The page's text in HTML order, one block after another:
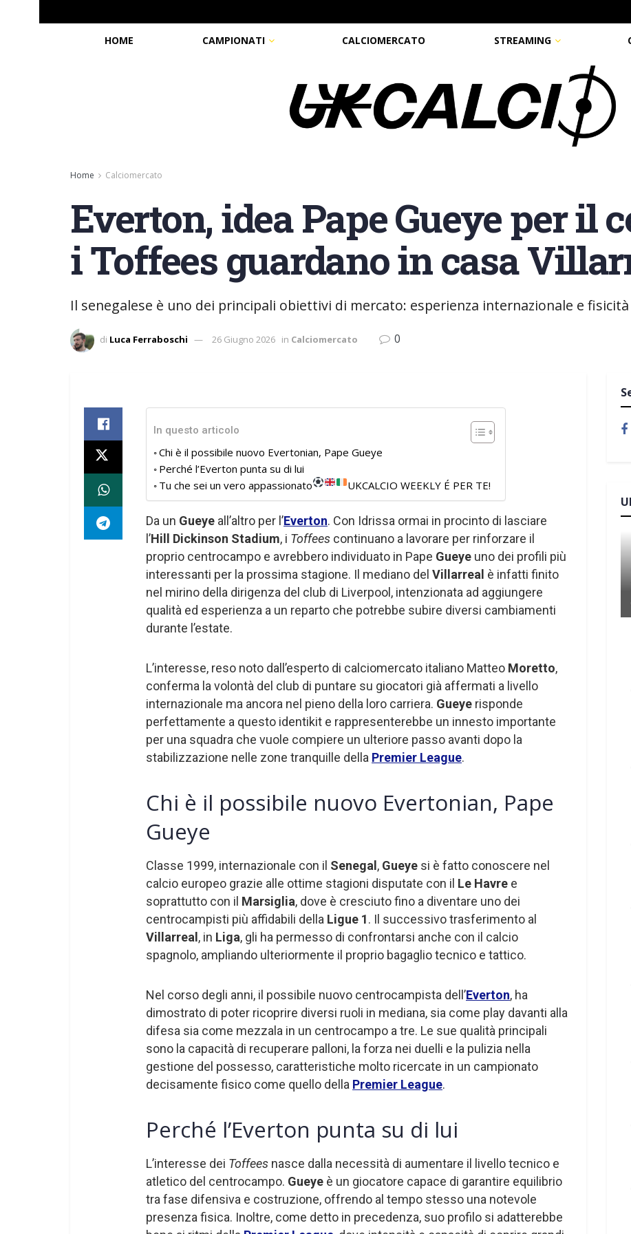
HOME CAMPIONATI CALCIOMERCATO STREAMING
Home Calciomercato
Everton, idea Pape Gueye per il
i Toffees guardano in casa
Il senegalese è uno dei principali obiettivi di mercato: esperienza internazionale e
di Luca Ferraboschi 26 Giugno 2026 in Calciomercato 0
In questo articolo
Chi è il possibile nuovo Evertonian, Pape Gueye
Perché l’Everton punta su di lui
Tu che sei un vero appassionato
UKCALCIO WEEKLY É PER TE!
Da un Gueye all’altro per l’Everton. Con Idrissa ormai in procinto di lasciare
l’Hill Dickinson Stadium, i Toffees continuano a lavorare per rinforzare il
proprio centrocampo e avrebbero individuato in Pape Gueye uno dei profili più
interessanti per la prossima stagione. Il mediano del Villarreal è infatti finito
nel mirino della dirigenza del club di Liverpool, intenzionata ad aggiungere
qualità ed esperienza a un reparto che potrebbe subire diversi cambiamenti
durante l’estate.
L’interesse, reso noto dall’esperto di calciomercato italiano Matteo Moretto,
conferma la volontà del club di puntare su giocatori già affermati a livello
internazionale ma ancora nel pieno della loro carriera. Gueye risponde
perfettamente a questo identikit e rappresenterebbe un innesto importante
per una squadra che vuole compiere un ulteriore passo avanti dopo la
stabilizzazione nelle zone tranquille della Premier League.
Chi è il possibile nuovo Evertonian, Pape
Gueye
Classe 1999, internazionale con il Senegal , Gueye si è fatto conoscere nel
calcio europeo grazie alle ottime stagioni disputate con il Le Havre e
soprattutto con il Marsiglia, dove è cresciuto fino a diventare uno dei
centrocampisti più affidabili della Ligue 1. Il successivo trasferimento al
Villarreal , in Liga, gli ha permesso di confrontarsi anche con il calcio
spagnolo, ampliando ulteriormente il proprio bagaglio tecnico e tattico.
Nel corso degli anni, il possibile nuovo centrocampista dell’Everton, ha
dimostrato di poter ricoprire diversi ruoli in mediana, sia come play davanti alla
difesa sia come mezzala in un centrocampo a tre. Le sue qualità principali
sono la capacità di recuperare palloni, la forza nei duelli e la pulizia nella
gestione del possesso, caratteristiche molto ricercate in un campionato
decisamente fisico come quello della Premier League.
Perché l’Everton punta su di lui
L’interesse dei Toffees nasce dalla necessità di aumentare il livello tecnico e
atletico del centrocampo. Gueye è un giocatore capace di garantire equilibrio
tra fase difensiva e costruzione, offrendo al tempo stesso una notevole
presenza fisica. Inoltre, come detto in precedenza, suo profilo si adatterebbe